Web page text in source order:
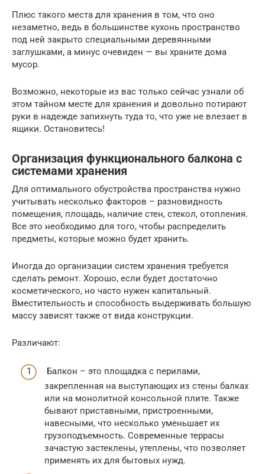
Плюс такого места для хранения в том, что оно
незаметно, ведь в большинстве кухонь пространство
под ней закрыто специальными деревянными
заглушками, а минус очевиден — вы храните дома
мусор.
Возможно, некоторые из вас только сейчас узнали об
этом тайном месте для хранения и довольно потирают
руки в надежде запихнуть туда то, что уже не влезает в
ящики. Остановитесь!
Организация функционального балкона с
системами хранения
Для оптимального обустройства пространства нужно
учитывать несколько факторов – разновидность
помещения, площадь, наличие стен, стекол, отопления.
Все это необходимо для того, чтобы распределить
предметы, которые можно будет хранить.
Иногда до организации систем хранения требуется
сделать ремонт. Хорошо, если будет достаточно
косметического, но часто нужен капитальный.
Вместительность и способность выдерживать большую
массу зависят также от вида конструкции.
Различают:
Балкон – это площадка с перилами,
закрепленная на выступающих из стены балках
или на монолитной консольной плите. Также
бывают приставными, пристроенными,
навесными, что несколько уменьшает их
грузоподъемность. Современные террасы
зачастую застеклены, утеплены, что позволяет
применять их для бытовых нужд.